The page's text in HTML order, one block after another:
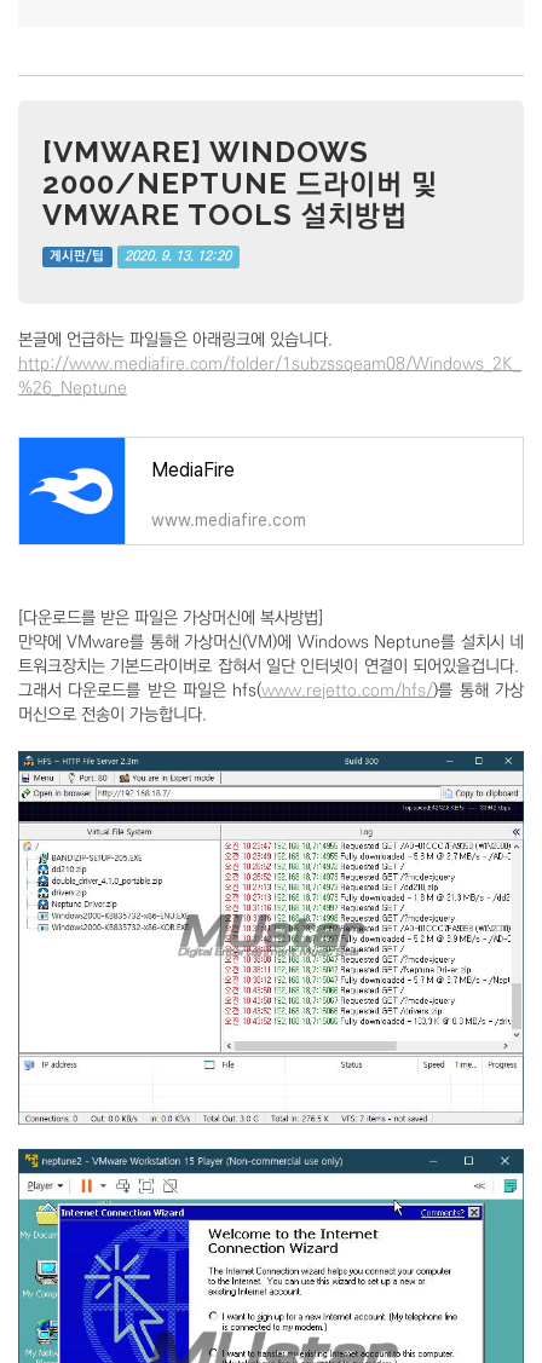
[VMWARE] WINDOWS
2000/NEPTUNE 드라이버 및
VMWARE TOOLS 설치방법
게시판/팁 2020. 9. 13. 12:20
본글에 언급하는 파일들은 아래링크에 있습니다.
http://www.mediafire.com/folder/1subzssqeam08/Windows_2K_
%26_Neptune
MediaFire
www.mediafire.com
[다운로드를 받은 파일은 가상머신에 복사방법]
만약에 VMware를 통해 가상머신(VM)에 Windows Neptune를 설치시 네
트워크장치는 기본드라이버로 잡혀서 일단 인터넷이 연결이 되어있을겁니다.
그래서 다운로드를 받은 파일은 hfs(www.rejetto.com/hfs/)를 통해 가상
머신으로 전송이 가능합니다.